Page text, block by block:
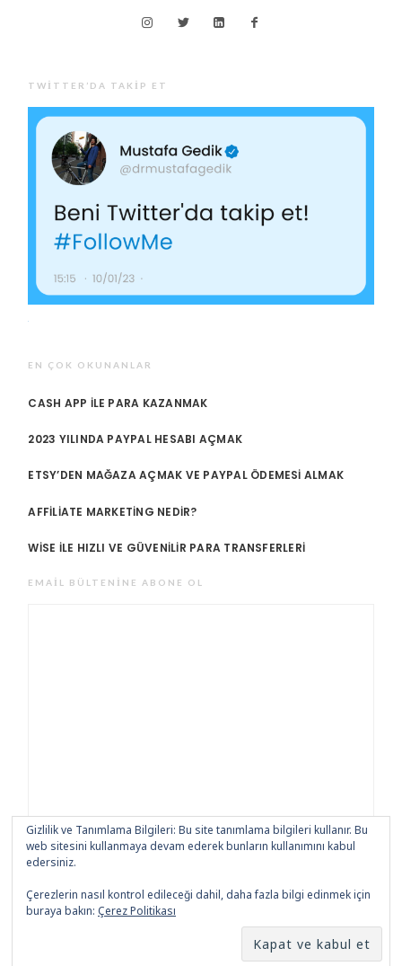
TWITTER’DA TAKIP ET
EN ÇOK OKUNANLAR
CASH APP ILE PARA KAZANMAK
2023 YILINDA PAYPAL HESABI AÇMAK
ETSY’DEN MAĞAZA AÇMAK VE PAYPAL ÖDEMESI ALMAK
AFFILIATE MARKETING NEDIR?
WISE ILE HIZLI VE GÜVENILIR PARA TRANSFERLERI
EMAIL BÜLTENINE ABONE OL
Ben Amsterdam
Gizlilik ve Tanımlama Bilgileri: Bu site tanımlama bilgileri kullanır. Bu
web sitesini kullanmaya devam ederek bunların kullanımını kabul
edersiniz.
Çerezlerin nasıl kontrol edileceği dahil, daha fazla bilgi edinmek için
buraya bakın: Çerez Politikası